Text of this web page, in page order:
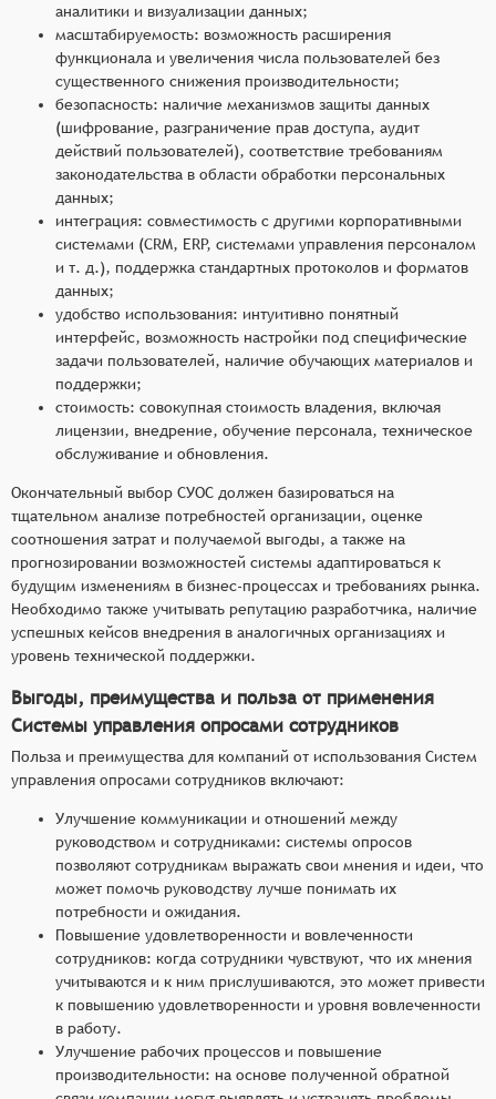
аналитики и визуализации данных;
масштабируемость: возможность расширения
функционала и увеличения числа пользователей без
существенного снижения производительности;
безопасность: наличие механизмов защиты данных
(шифрование, разграничение прав доступа, аудит
действий пользователей), соответствие требованиям
законодательства в области обработки персональных
данных;
интеграция: совместимость с другими корпоративными
системами (CRM, ERP, системами управления персоналом
и т. д.), поддержка стандартных протоколов и форматов
данных;
удобство использования: интуитивно понятный
интерфейс, возможность настройки под специфические
задачи пользователей, наличие обучающих материалов и
поддержки;
стоимость: совокупная стоимость владения, включая
лицензии, внедрение, обучение персонала, техническое
обслуживание и обновления.
Окончательный выбор СУОС должен базироваться на
тщательном анализе потребностей организации, оценке
соотношения затрат и получаемой выгоды, а также на
прогнозировании возможностей системы адаптироваться к
будущим изменениям в бизнес-процессах и требованиях рынка.
Необходимо также учитывать репутацию разработчика, наличие
успешных кейсов внедрения в аналогичных организациях и
уровень технической поддержки.
Выгоды, преимущества и польза от применения
Системы управления опросами сотрудников
Польза и преимущества для компаний от использования Систем
управления опросами сотрудников включают:
Улучшение коммуникации и отношений между
руководством и сотрудниками: системы опросов
позволяют сотрудникам выражать свои мнения и идеи, что
может помочь руководству лучше понимать их
потребности и ожидания.
Повышение удовлетворенности и вовлеченности
сотрудников: когда сотрудники чувствуют, что их мнения
учитываются и к ним прислушиваются, это может привести
к повышению удовлетворенности и уровня вовлеченности
в работу.
Улучшение рабочих процессов и повышение
производительности: на основе полученной обратной